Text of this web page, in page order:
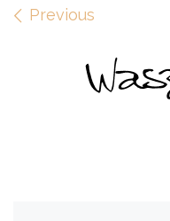
Images
Previous